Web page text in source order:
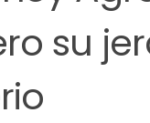
su